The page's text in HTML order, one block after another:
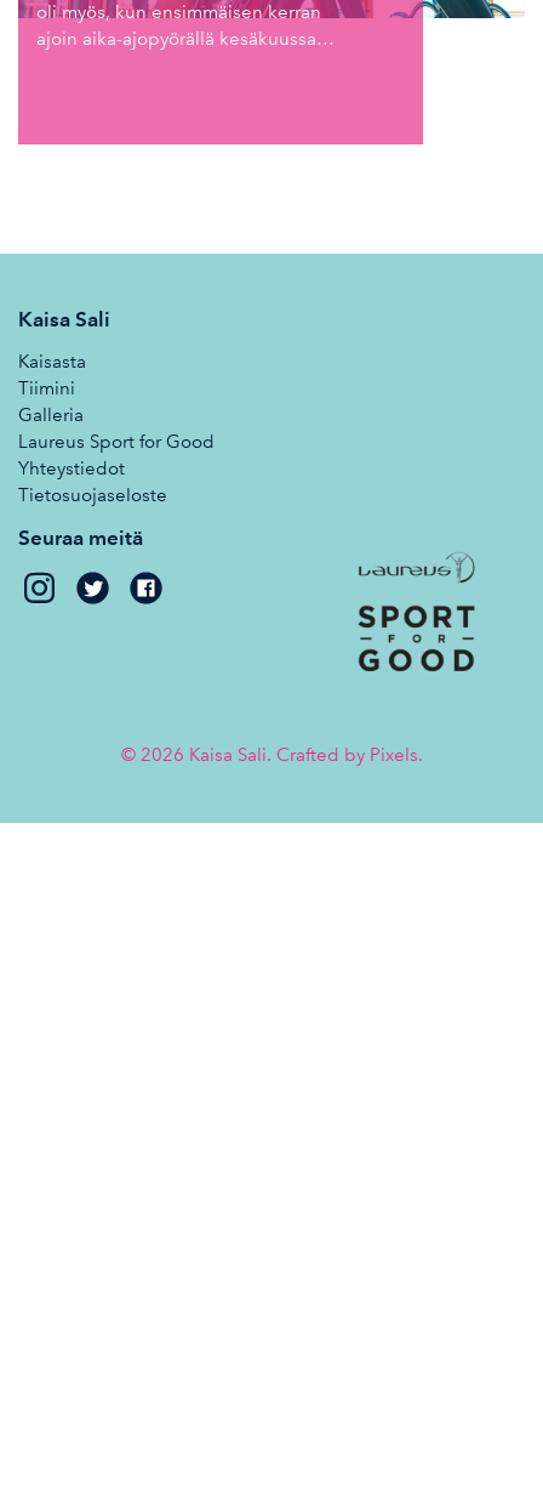
oli myös, kun ensimmäisen kerran
ajoin aika-ajopyörällä kesäkuussa…
Kaisa Sali
Kaisasta
Tiimini
Galleria
Laureus Sport for Good
Yhteystiedot
Tietosuojaseloste
Seuraa meitä
Kaisa
Sali
Kaisa
Sali
© 2026 Kaisa Sali. Crafted by Pixels.